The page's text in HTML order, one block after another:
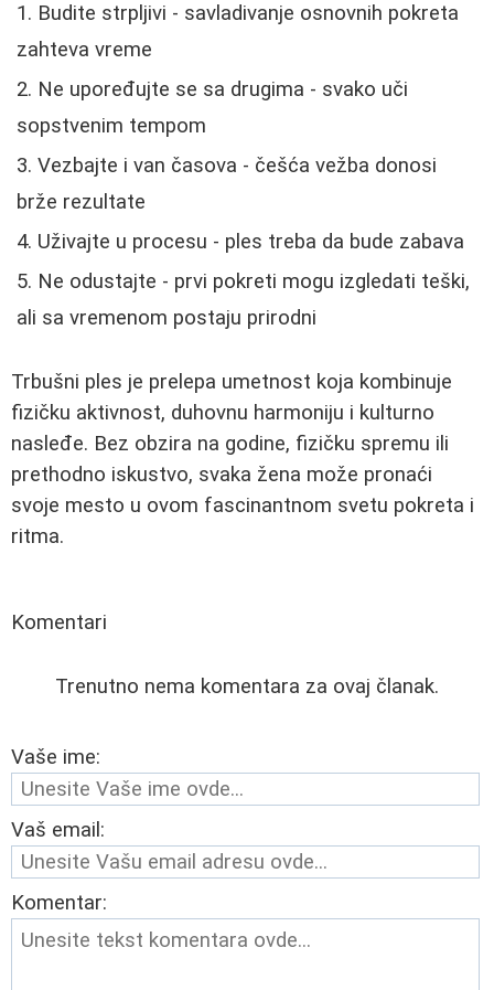
Budite strpljivi - savladivanje osnovnih pokreta
zahteva vreme
Ne upoređujte se sa drugima - svako uči
sopstvenim tempom
Vezbajte i van časova - češća vežba donosi
brže rezultate
Uživajte u procesu - ples treba da bude zabava
Ne odustajte - prvi pokreti mogu izgledati teški,
ali sa vremenom postaju prirodni
Trbušni ples je prelepa umetnost koja kombinuje
fizičku aktivnost, duhovnu harmoniju i kulturno
nasleđe. Bez obzira na godine, fizičku spremu ili
prethodno iskustvo, svaka žena može pronaći
svoje mesto u ovom fascinantnom svetu pokreta i
ritma.
Komentari
Trenutno nema komentara za ovaj članak.
Vaše ime:
Vaš email:
Komentar: